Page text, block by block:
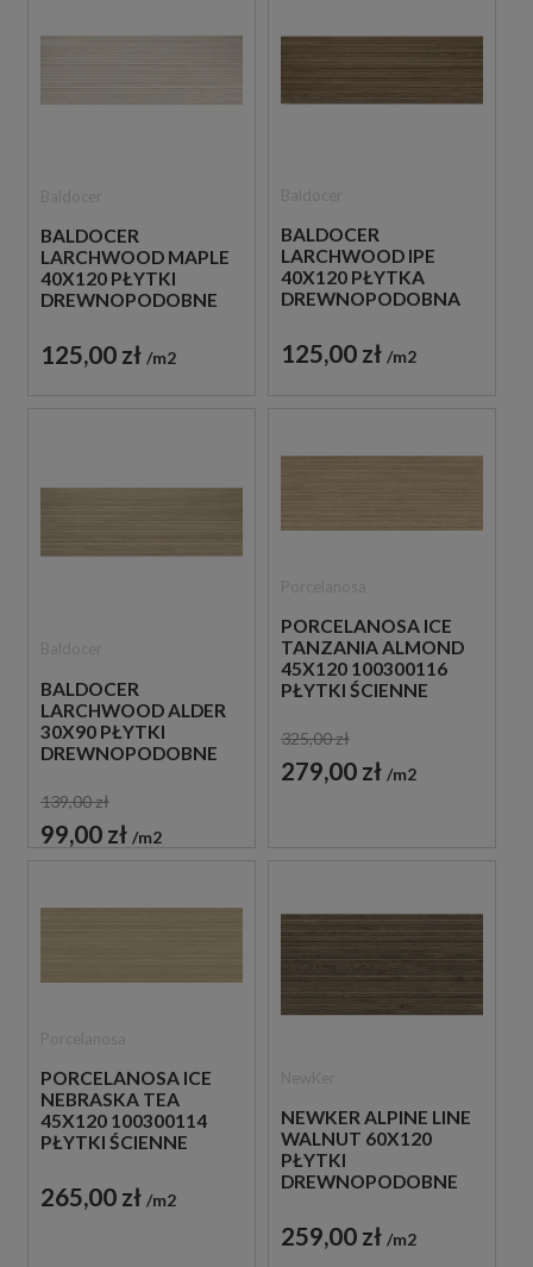
BALDOCER
LARCHWOOD MAPLE
40X120 PŁYTKI
DREWNOPODOBNE
125,00 zł m2
BALDOCER
LARCHWOOD IPE
40X120 PŁYTKA
DREWNOPODOBNA
125,00 zł m2
BALDOCER
LARCHWOOD ALDER
30X90 PŁYTKI
DREWNOPODOBNE
139,00 zł
99,00 zł m2
PORCELANOSA ICE
TANZANIA ALMOND
45X120 100300116
PŁYTKI ŚCIENNE
325,00 zł
279,00 zł m2
PORCELANOSA ICE
NEBRASKA TEA
45X120 100300114
PŁYTKI ŚCIENNE
265,00 zł m2
NEWKER ALPINE LINE
WALNUT 60X120
PŁYTKI
DREWNOPODOBNE
259,00 zł m2